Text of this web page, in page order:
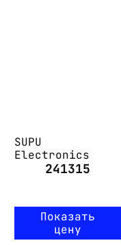
SUPU
Electronics
241315
Показать
цену